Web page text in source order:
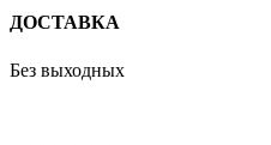
ДОСТАВКА
Без выходных